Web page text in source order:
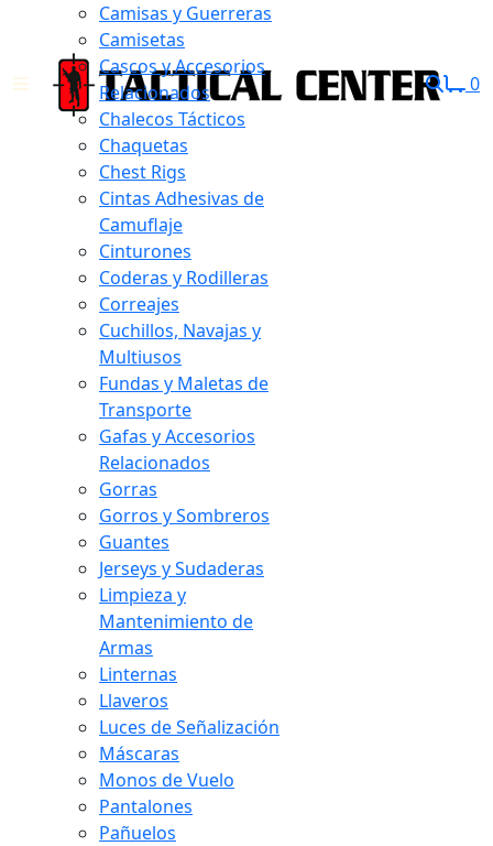
Camisas y Guerreras
Camisetas
Cascos y Accesorios
Relacionados
Chalecos Tácticos
Chaquetas
Chest Rigs
Cintas Adhesivas de
Camuflaje
Cinturones
Coderas y Rodilleras
Correajes
Cuchillos, Navajas y
Multiusos
Fundas y Maletas de
Transporte
Gafas y Accesorios
Relacionados
Gorras
Gorros y Sombreros
Guantes
Jerseys y Sudaderas
Limpieza y
Mantenimiento de
Armas
Linternas
Llaveros
Luces de Señalización
Máscaras
Monos de Vuelo
Pantalones
Pañuelos
0